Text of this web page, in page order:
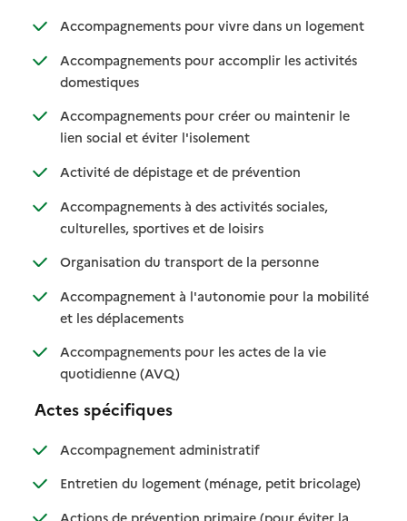
Accompagnements pour vivre dans un logement
:
: non
Accompagnements pour accomplir les activités
domestiques: disponible
: non disponible
Accompagnements pour créer ou maintenir le
lien social et éviter l'isolement: disponible
: non disponible
Activité de dépistage et de prévention: disponible
: non disponible
Accompagnements à des activités sociales,
culturelles, sportives et de loisirs: disponible
: non disponible
Organisation du transport de la personne: disponible
: non disponible
Accompagnement à l'autonomie pour la mobilité
et les déplacements: disponible
: non disponible
Accompagnements pour les actes de la vie
quotidienne (AVQ): disponible
: non disponible
Actes spécifiques
Accompagnement administratif: disponible
: non disponible
Entretien du logement (ménage, petit bricolage): disponible
: non
Actions de prévention primaire (pour éviter la